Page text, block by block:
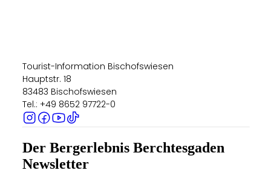
Tourist-Information Bischofswiesen
Hauptstr. 18
83483 Bischofswiesen
Tel.: +49 8652 97722-0
Der Bergerlebnis Berchtesgaden
Newsletter